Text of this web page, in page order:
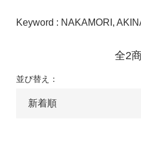
Keyword : NAKAMORI,
全2
並び替え：